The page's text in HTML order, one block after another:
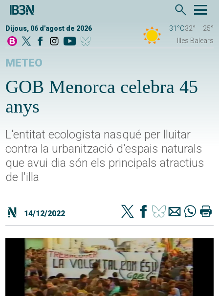
Dijous, 06 d'agost de 2026 31°C32°
25°
Illes Balears
METEO
GOB Menorca celebra 45
anys
L'entitat ecologista nasqué per lluitar
contra la urbanització d'espais naturals
que avui dia són els principals atractius
de l'illa
14/12/2022